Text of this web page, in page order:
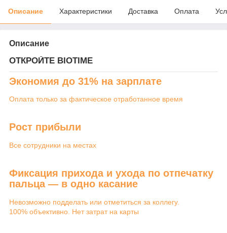
Описание Характеристики Доставка Оплата
Описание
ОТКРОЙТЕ BIOTIME
Экономия до 31% на зарплате
Оплата только за фактическое отработанное время
Рост прибыли
Все сотрудники на местах
Фиксация прихода и ухода по отпечатку
пальца — в одно касание
Невозможно подделать или отметиться за коллегу.
100% объективно. Нет затрат на карты